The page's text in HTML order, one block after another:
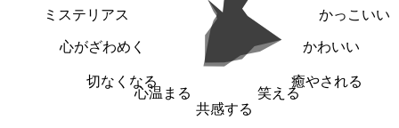
かっこいい
かわいい
癒やされる
笑える
共感する
心温まる
切なくなる
心がざわめく
ミステリアス